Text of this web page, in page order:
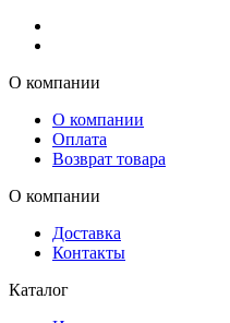
О компании
О компании
Оплата
Возврат товара
О компании
Доставка
Контакты
Каталог